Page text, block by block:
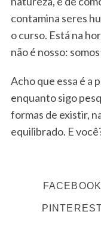
contamina seres
o curso. Está na
não é nosso:
Acho que essa é a
enquanto sigo
formas de existir,
equilibrado. E
FACEBOOK